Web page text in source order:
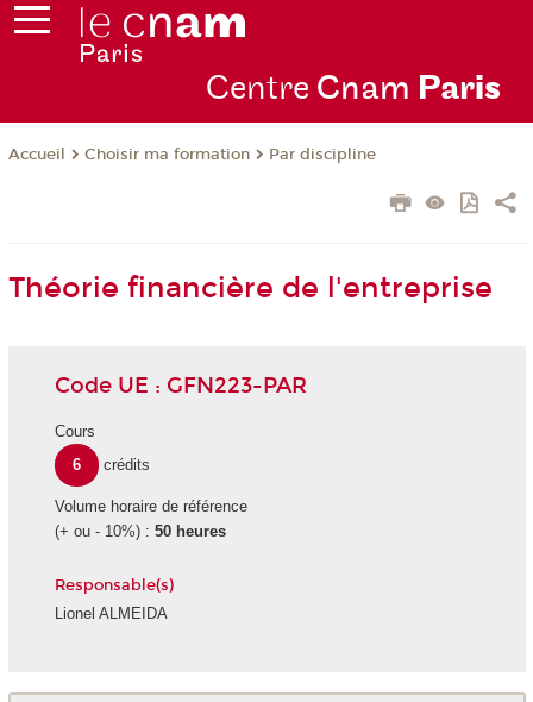
Centre Cnam Paris
Accueil Choisir ma formation Par discipline
Théorie financière de l'entreprise
Code UE : GFN223-PAR
Cours
6
crédits
Volume horaire de référence
(+ ou - 10%) : 50 heures
Responsable(s)
Lionel ALMEIDA